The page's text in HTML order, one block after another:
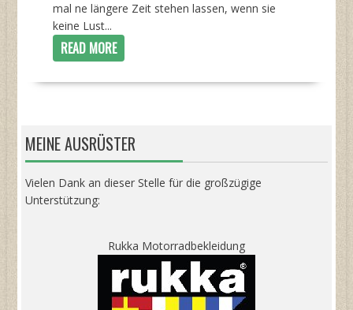
mal ne längere Zeit stehen lassen, wenn sie
keine Lust...
READ MORE
MEINE AUSRÜSTER
Vielen Dank an dieser Stelle für die großzügige
Unterstützung:
Rukka Motorradbekleidung